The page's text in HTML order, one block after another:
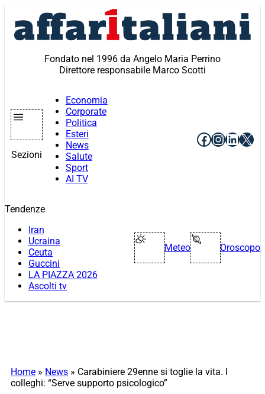
contenuto
Fondato nel 1996 da Angelo Maria Perrino
Direttore responsabile Marco Scotti
Sezioni
Economia
Corporate
Politica
Esteri
News
Salute
Sport
AI TV
Facebook
X
Tendenze
Iran
Ucraina
Ceuta
Guccini
LA PIAZZA 2026
Ascolti tv
Meteo Oroscopo
Home » News » Carabiniere 29enne si toglie la vita. I
colleghi: “Serve supporto psicologico”